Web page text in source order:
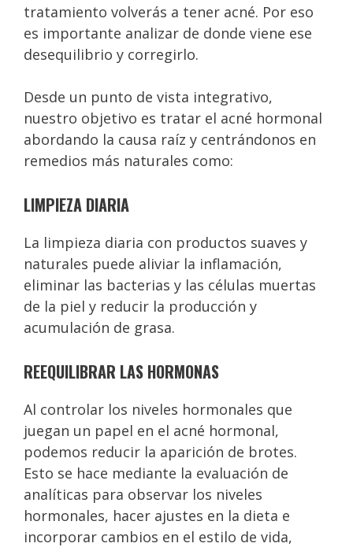
tratamiento volverás a tener acné. Por eso
es importante analizar de donde viene ese
desequilibrio y corregirlo.
Desde un punto de vista integrativo,
nuestro objetivo es tratar el acné hormonal
abordando la causa raíz y centrándonos en
remedios más naturales como:
LIMPIEZA DIARIA
La limpieza diaria con productos suaves y
naturales puede aliviar la inflamación,
eliminar las bacterias y las células muertas
de la piel y reducir la producción y
acumulación de grasa.
REEQUILIBRAR LAS HORMONAS
Al controlar los niveles hormonales que
juegan un papel en el acné hormonal,
podemos reducir la aparición de brotes.
Esto se hace mediante la evaluación de
analíticas para observar los niveles
hormonales, hacer ajustes en la dieta e
incorporar cambios en el estilo de vida,